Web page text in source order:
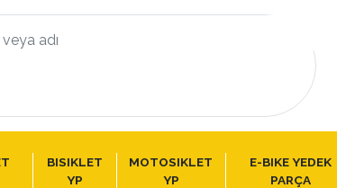
BISIKLET
YP
MOTOSIKLET
YP
E-BIKE YEDEK
PARÇA